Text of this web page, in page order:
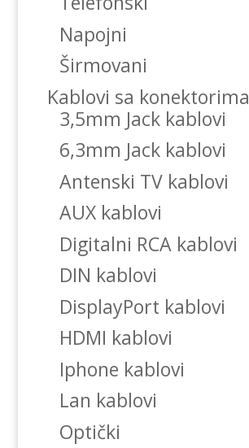
Napojni
Širmovani
Kablovi sa konektorima
3,5mm Jack kablovi
6,3mm Jack kablovi
Antenski TV kablovi
AUX kablovi
Digitalni RCA kablovi
DIN kablovi
DisplayPort kablovi
HDMI kablovi
Iphone kablovi
Lan kablovi
Optički